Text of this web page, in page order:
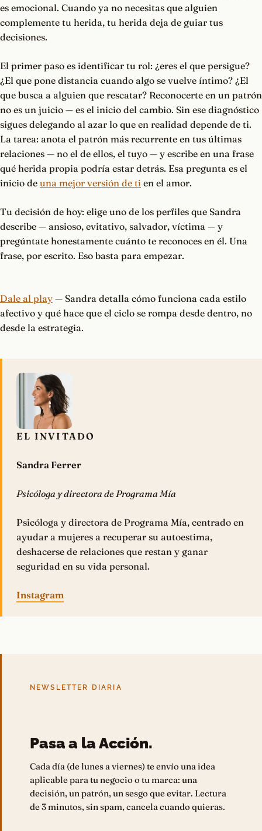
es emocional. Cuando ya no necesitas que alguien
complemente tu herida, tu herida deja de guiar tus
decisiones.
El primer paso es identificar tu rol: ¿eres el que persigue?
¿El que pone distancia cuando algo se vuelve íntimo? ¿El
que busca a alguien que rescatar? Reconocerte en un patrón
no es un juicio — es el inicio del cambio. Sin ese diagnóstico
sigues delegando al azar lo que en realidad depende de ti.
La tarea: anota el patrón más recurrente en tus últimas
relaciones — no el de ellos, el tuyo — y escribe en una frase
qué herida propia podría estar detrás. Esa pregunta es el
inicio de una mejor versión de ti en el amor.
Tu decisión de hoy: elige uno de los perfiles que Sandra
describe — ansioso, evitativo, salvador, víctima — y
pregúntate honestamente cuánto te reconoces en él. Una
frase, por escrito. Eso basta para empezar.
Dale al play — Sandra detalla cómo funciona cada estilo
afectivo y qué hace que el ciclo se rompa desde dentro, no
desde la estrategia.
EL INVITADO
Sandra Ferrer
Psicóloga y directora de Programa Mía
Psicóloga y directora de Programa Mía, centrado en
ayudar a mujeres a recuperar su autoestima,
deshacerse de relaciones que restan y ganar
seguridad en su vida personal.
Instagram
NEWSLETTER DIARIA
Pasa a la Acción.
Cada día (de lunes a viernes) te envío una idea
aplicable para tu negocio o tu marca: una
decisión, un patrón, un sesgo que evitar. Lectura
de 3 minutos, sin spam, cancela cuando quieras.